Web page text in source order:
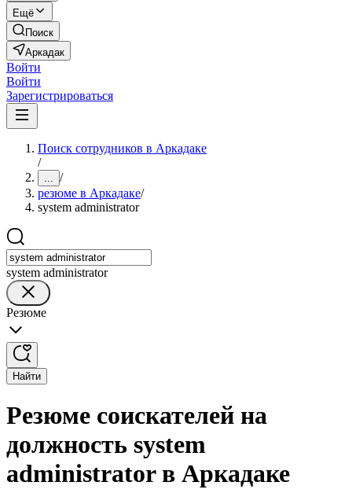
Ещё
Поиск
Аркадак
Войти
Войти
Зарегистрироваться
Поиск сотрудников в Аркадаке
/
... /
резюме в Аркадаке/
system administrator
system administrator
Резюме
Найти
Резюме соискателей на
должность system
administrator в Аркадаке